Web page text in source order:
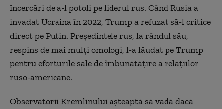
încercări de a-l potoli pe liderul rus. Când Rusia a
invadat Ucraina în 2022, Trump a refuzat să-l critice
direct pe Putin. Preşedintele rus, la rândul său,
respins de mai mulţi omologi, l-a lăudat pe Trump
pentru eforturile sale de îmbunătăţire a relaţiilor
ruso-americane.
Observatorii Kremlinului aşteaptă să vadă dacă